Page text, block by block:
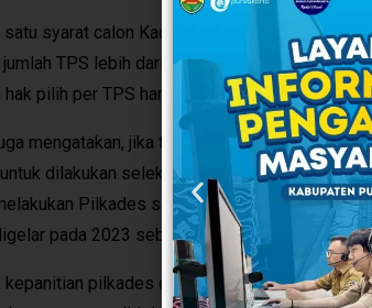
satu syarat calon Kades adalah WNI, jumlah
jumlah TPS lebih dari satu, tidak ada pilkades
hak pilih per TPS hanya 500 hak pilih dan
mengatakan, jika terdapat calon lebih dari
dilakukan seleksi, untuk menjaring
Pilkades serentak pada 25 Agustus
pada 2023 sebanyak 13 desa.
kepanitian pilkades di tingkat kabupaten